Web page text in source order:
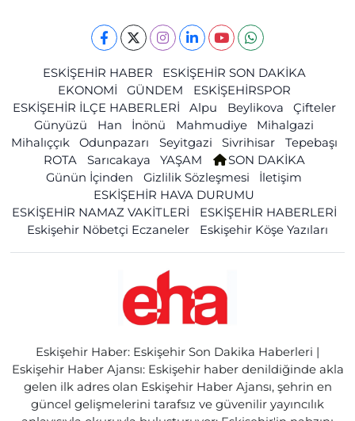
ESKİŞEHİR HABER
ESKİŞEHİR SON DAKİKA
EKONOMİ
GÜNDEM
ESKİŞEHİRSPOR
ESKİŞEHİR İLÇE HABERLERİ
Alpu Beylikova
Çifteler
Günyüzü
Han İnönü Mahmudiye
Mihalgazi
Mihalıççık
Odunpazarı Seyitgazi Sivrihisar
Tepebaşı
ROTA
Sarıcakaya YAŞAM
SON DAKİKA
Günün İçinden
Gizlilik Sözleşmesi
İletişim
ESKİŞEHİR HAVA DURUMU
ESKİŞEHİR NAMAZ VAKİTLERİ
ESKİŞEHİR HABERLERİ
Eskişehir Nöbetçi Eczaneler
Eskişehir Köşe Yazıları
Eskişehir Haber: Eskişehir Son Dakika Haberleri |
Eskişehir Haber Ajansı: Eskişehir haber denildiğinde akla
gelen ilk adres olan Eskişehir Haber Ajansı, şehrin en
güncel gelişmelerini tarafsız ve güvenilir yayıncılık